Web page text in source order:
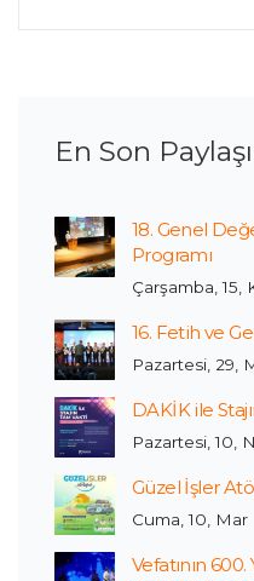
En Son
18. Genel
Programı
Çarşamba, 15,
16. Fetih ve
Pazartesi, 29,
DAKİK ile
Pazartesi, 10,
Güzel İşler
Cuma, 10, Mar
Vefatının